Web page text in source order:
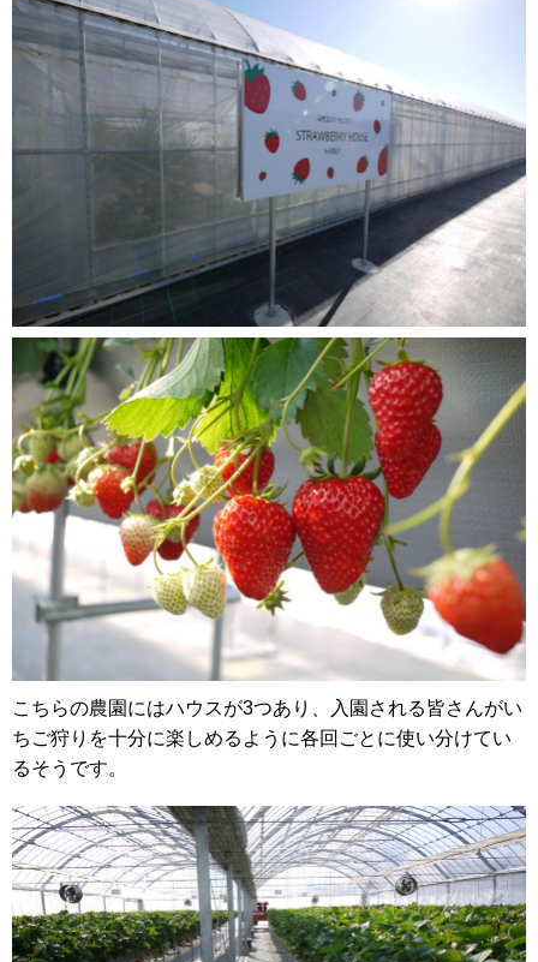
こちらの農園にはハウスが3つあり、入園される皆さんがい
ちご狩りを十分に楽しめるように各回ごとに使い分けてい
るそうです。